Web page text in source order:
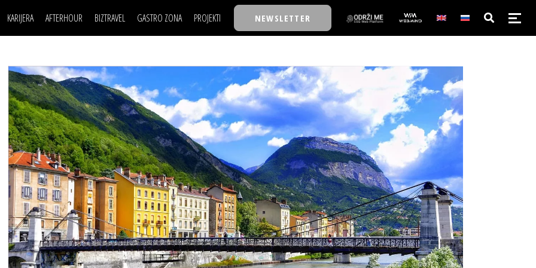
KARIJERA
LJUDI (HR)
MOJ UGAO
USAVRŠAVANJE
KNOW-HOW
AFTERHOUR
KNJIGE
AUTO SVET
STIL
WELLBEING
BIZTRAVEL GASTRO ZONA PROJEKTI
30 ISPOD 30
BACK TO OFFICE/SCHOOL
BIZBENDOVI
BIZKOLEGIJUM
BMW BIZNIS LIGA
BIZLIFE WEEK
IZJAVA GODINE
NEWSLETTER
POSAO
MOJ UGAO
USAVRŠAVANJE
KNOW-HOW
FILM I SCENA
AUTO SVET
STIL
WELLBEING
NAJKOLEGA
30 ISPOD 30
BACK TO OFFICE/SCHOOL
BIZBENDOVI
BIZKOLEGIJUM
BMW BIZNIS LIGA
BIZLIFE WEEK
IZJAVA GODINE